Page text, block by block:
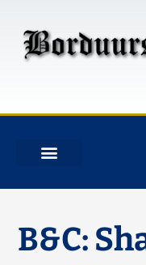
B&C: